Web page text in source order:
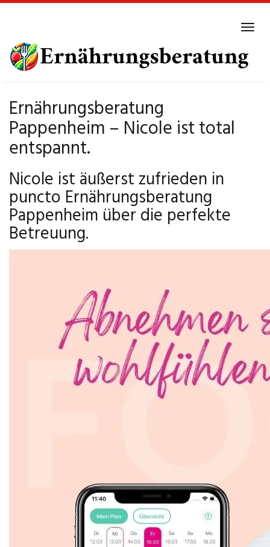
main
content
Ernährungsberatung
Pappenheim – Nicole ist total
entspannt.
Nicole ist äußerst zufrieden in
puncto Ernährungsberatung
Pappenheim über die perfekte
Betreuung.